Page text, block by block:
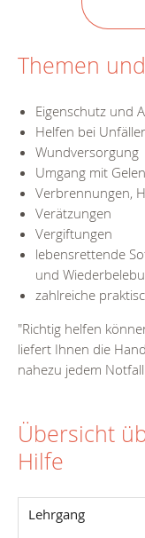
Themen
Eigenschutz und
Helfen bei
Wundversorgung
Umgang mit
Verbrennungen,
Verätzungen
Vergiftungen
lebensrettende
und
zahlreiche
"Richtig helfen
liefert Ihnen die
nahezu jedem
Übersicht
Hilfe
Lehrgang